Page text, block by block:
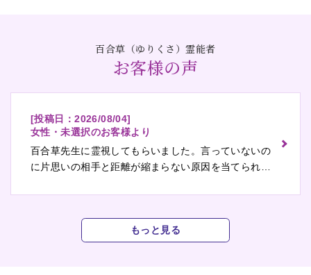
百合草（ゆりくさ）霊能者
お客様の声
[投稿日：2026/08/04]
女性・未選択のお客様より
百合草先生に霊視してもらいました。言っていないの
に片思いの相手と距離が縮まらない原因を当てられ、
と空気がやわらぎ、まだ途中ですが大きな希望が持て
もっと見る